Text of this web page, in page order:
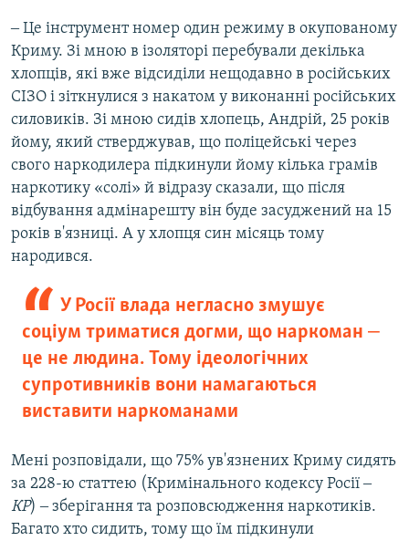
‒ Це інструмент номер один режиму в окупованому
Криму. Зі мною в ізоляторі перебували декілька
хлопців, які вже відсиділи нещодавно в російських
СІЗО і зіткнулися з накатом у виконанні російських
силовиків. Зі мною сидів хлопець, Андрій, 25 років
йому, який стверджував, що поліцейські через
свого наркодилера підкинули йому кілька грамів
наркотику «солі» й відразу сказали, що після
відбування адмінарешту він буде засуджений на 15
років в'язниці. А у хлопця син місяць тому
народився.
У Росії влада негласно змушує
соціум триматися догми, що наркоман ‒
це не людина. Тому ідеологічних
супротивників вони намагаються
виставити наркоманами
Мені розповідали, що 75% ув'язнених Криму сидять
за 228-ю статтею (Кримінального кодексу Росії ‒
КР) ‒ зберігання та розповсюдження наркотиків.
Багато хто сидить, тому що їм підкинули